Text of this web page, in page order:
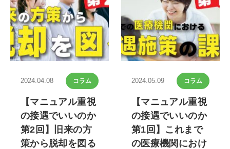
2024.04.08 コラム
【マニュアル重視
の接遇でいいのか
第2回】旧来の方
策から脱却を図る
2024.05.09 コラム
【マニュアル重視
の接遇でいいのか
第1回】これまで
の医療機関におけ